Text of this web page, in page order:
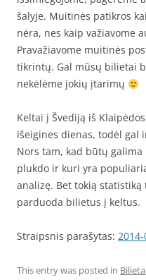
šalyje. Muitinės patikros
nėra, nes kaip važiavome
Pravažiavome muitinės
tikrintų. Gal mūsų bilietai
nekėlėme jokių įtarimų
Keltai į Švediją iš
išeigines dienas, todėl gal
Nors tam, kad būtų
plukdo ir kuri yra
analizę. Bet tokią
parduoda bilietus į keltus.
Straipsnis parašytas:
This entry was posted in